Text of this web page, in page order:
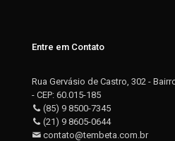
Entre em Contato
Rua Gervásio de Castro, 302 -
- CEP: 60.015-185
(85) 9 8500-7345
(21) 9 8605-0644
contato@tembeta.com.br